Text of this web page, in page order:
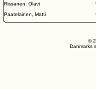
Rissanen, Olavi
Paatelainen, Matti
©
Danmarks